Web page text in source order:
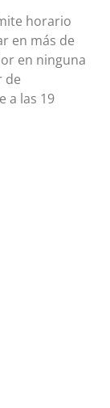
horario
en más de
en ninguna
de
a las 19